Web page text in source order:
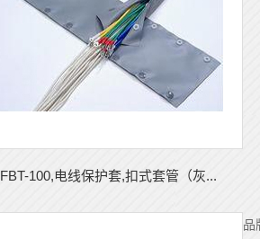
FBT-100,电线保护套,扣式套管（灰...
品